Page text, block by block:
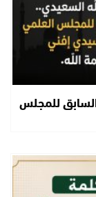
للمجلس